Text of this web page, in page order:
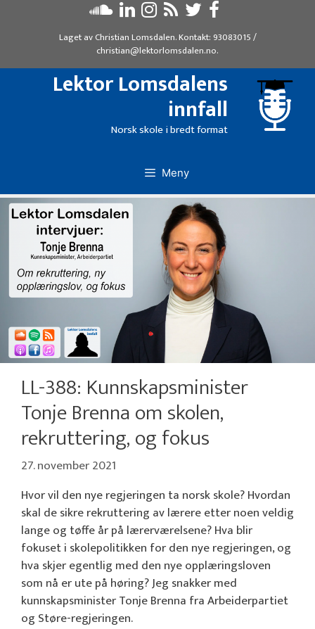
Laget avChristian Lomsdalen. Kontakt: 93083015/
christian@lektorlomsdalen.no.
Lektor Lomsdalens
innfall
Norsk skole i bredt format
Meny
LL-388: Kunnskapsminister
Tonje Brenna om skolen,
rekruttering, og fokus
27. november 2021
Hvor vil den nye regjeringen ta norsk skole? Hvordan
skal de sikre rekruttering av lærere etter noen veldig
lange og tøffe år på lærerværelsene? Hva blir
fokuset i skolepolitikken for den nye regjeringen, og
hva skjer egentlig med den nye opplæringsloven
som nå er ute på høring? Jeg snakker med
kunnskapsminister Tonje Brenna fra Arbeiderpartiet
og Støre-regjeringen.